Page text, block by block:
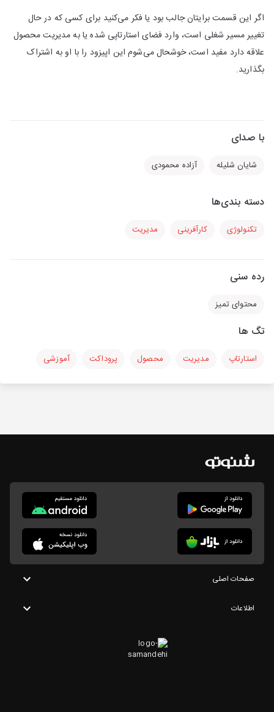
اگر این قسمت برایتان جالب بود یا فکر می‌کنید برای کسی که در حال
تغییر مسیر شغلی است، وارد فضای استارتاپی شده یا به مدیریت محصول
علاقه دارد مفید است، خوشحال می‌شوم این اپیزود را با او به اشتراک
بگذارید.
با صدای
شایان شلیله آزاده محمودی
دسته بندی‌ها
تکنولوژی کارآفرینی مدیریت
رده سنی
محتوای تمیز
تگ ها
استارتاپ مدیریت محصول پروداکت آموزشی
صفحات اصلی
اطلاعات